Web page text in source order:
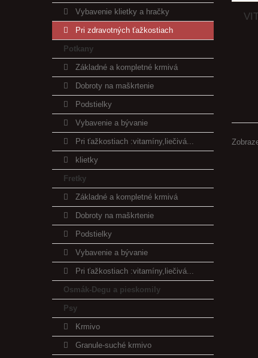
Vybavenie klietky a hračky
Pri zdravotných ťažkostiach
Potkany
Základné a kompletné krmivá
Dobroty na maškrtenie
Podstielky
Vybavenie a bývanie
Pri ťažkostiach :vitamíny,liečivá...
klietky
Fretky
Základné a kompletné krmivá
Dobroty na maškrtenie
Podstielky
Vybavenie a bývanie
Pri ťažkostiach :vitamíny,liečivá...
Osmák-Degu a pieskomily
Psy
Krmivo
Granule-suché krmivo